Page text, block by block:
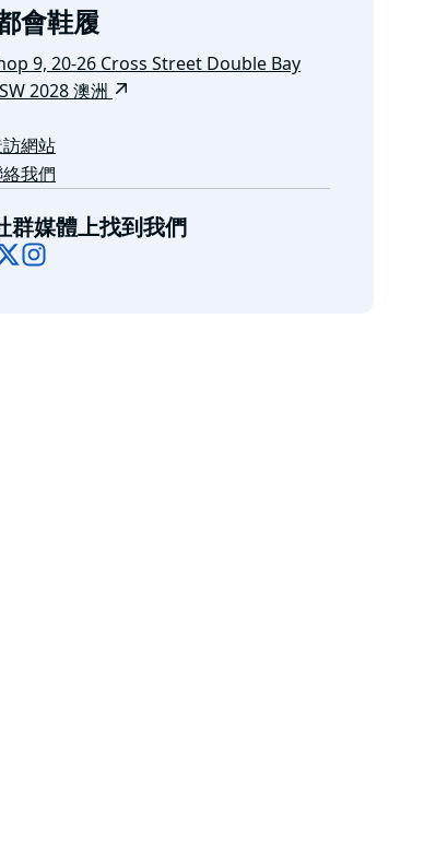
會鞋履
9, 20-26 Cross Street Double Bay
2028 澳洲
網站
我們
群媒體上找到我們
X